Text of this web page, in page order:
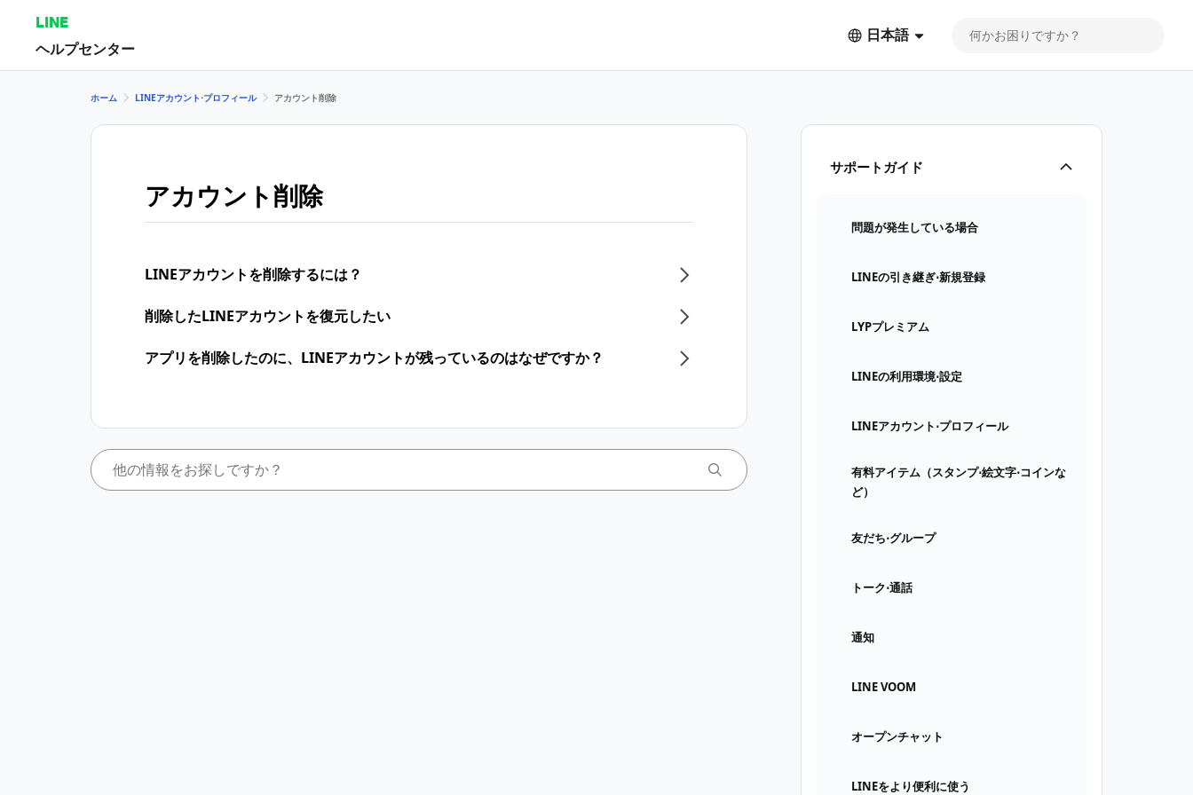
LINE
ヘルプセンター
日本語
サポートガイド
問題が発生している場合
LINEの引き継ぎ⋅新規登録
LYPプレミアム
LINEの利用環境⋅設定
LINEアカウント⋅プロフィール
有料アイテム（スタンプ⋅絵文字⋅コインな
ど）
友だち⋅グループ
トーク⋅通話
通知
LINE VOOM
オープンチャット
LINEをより便利に使う
ホーム LINEアカウント⋅プロフィール アカウント削除
アカウント削除
LINEアカウントを削除するには？
削除したLINEアカウントを復元したい
アプリを削除したのに、LINEアカウントが残っているのはなぜですか？